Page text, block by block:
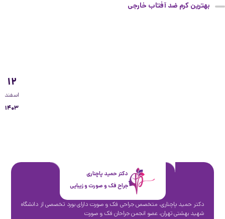
بهترین کرم ضد آفتاب خارجی
۱۲
اسفند
۱۴۰۳
دکتر حمید پاچناری
جراح فک و صورت و زیبایی
دکتر حمید پاچناری، متخصص جراحی فک و صورت دارای بورد تخصصی از دانشگاه
شهید بهشتی تهران، عضو انجمن جراحان فک و صورت